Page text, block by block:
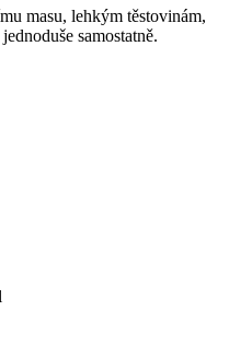
masu, lehkým těstovinám,
samostatně.